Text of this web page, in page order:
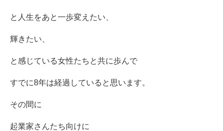
と人生をあと一歩変えたい、
輝きたい、
と感じている女性たちと共に歩んで
すでに8年は経過していると思います。
その間に
起業家さんたち向けに